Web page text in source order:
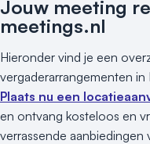
Jouw meeting
meetings.nl
Hieronder vind je een
vergaderarrangementen in
Plaats nu een
en ontvang kosteloos en
verrassende aanbiedingen